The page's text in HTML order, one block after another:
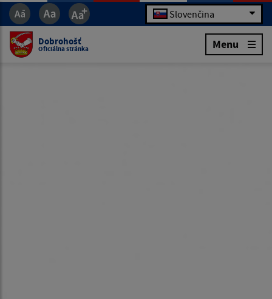
Slovenčina
Dobrohošť
Oficiálna stránka Menu